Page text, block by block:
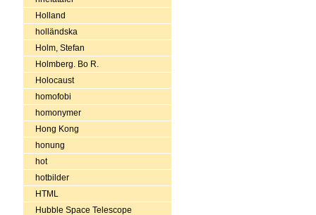
Holland
holländska
Holm, Stefan
Holmberg. Bo R.
Holocaust
homofobi
homonymer
Hong Kong
honung
hot
hotbilder
HTML
Hubble Space Telescope